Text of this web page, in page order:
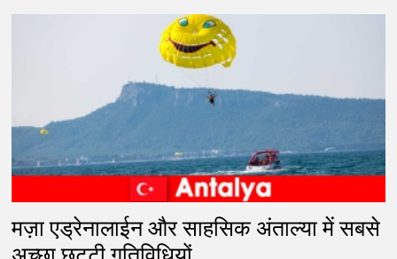
मज़ा एड्रेनालाईन और साहसिक अंताल्या में सबसे